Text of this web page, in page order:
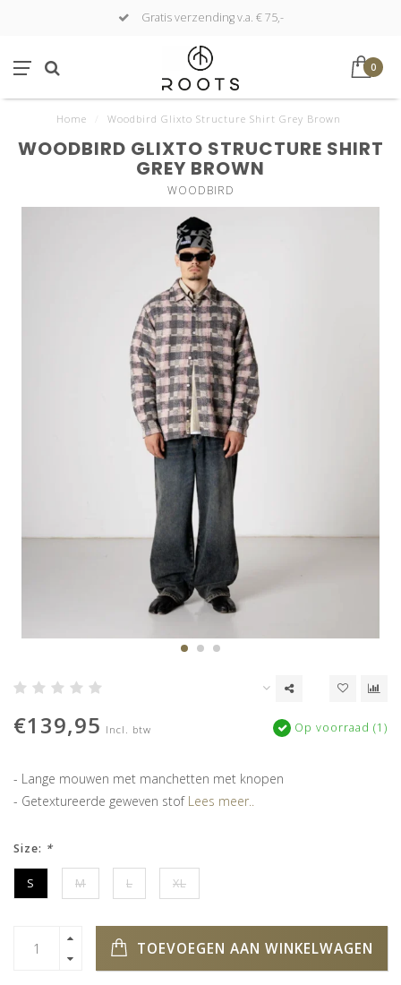
Gratis verzending v.a. € 75,-
0
Home Woodbird Glixto Structure Shirt Grey Brown
WOODBIRD GLIXTO STRUCTURE SHIRT
GREY BROWN
WOODBIRD
€139,95 Incl. btw Op voorraad (1)
- Lange mouwen met manchetten met knopen
- Getextureerde geweven stof Lees meer..
Size: *
S M L XL
TOEVOEGEN AAN WINKELWAGEN